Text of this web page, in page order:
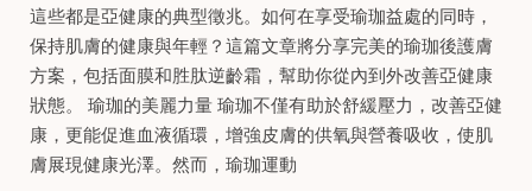
這些都是亞健康的典型徵兆。如何在享受瑜珈益處的同時，
保持肌膚的健康與年輕？這篇文章將分享完美的瑜珈後護膚
方案，包括面膜和胜肽逆齡霜，幫助你從內到外改善亞健康
狀態。 瑜珈的美麗力量 瑜珈不僅有助於舒緩壓力，改善亞健
康，更能促進血液循環，增強皮膚的供氧與營養吸收，使肌
膚展現健康光澤。然而，瑜珈運動